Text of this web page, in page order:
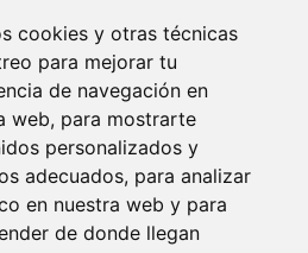
cookies y otras técnicas
para mejorar tu
de navegación en
web, para mostrarte
personalizados y
adecuados, para analizar
en nuestra web y para
de donde llegan
Iztaccihuatl Norte C.P. 08810
(+52) 555 740 4476, 555 740